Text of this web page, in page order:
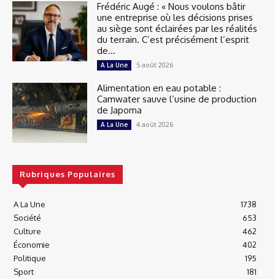
Frédéric Augé : « Nous voulons bâtir
une entreprise où les décisions prises
au siège sont éclairées par les réalités
du terrain. C’est précisément l’esprit
de...
A La Une 5 août 2026
Alimentation en eau potable :
Camwater sauve l’usine de production
de Japoma
A La Une 4 août 2026
Rubriques Populaires
A La Une
1738
Société
653
Culture
462
Économie
402
Politique
195
Sport
181